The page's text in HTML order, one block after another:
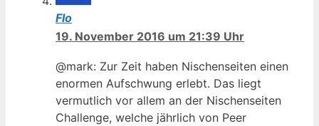
Flo
19. November 2016 um 21:39 Uhr
@mark: Zur Zeit haben Nischenseiten einen
enormen Aufschwung erlebt. Das liegt
vermutlich vor allem an der Nischenseiten
Challenge, welche jährlich von Peer